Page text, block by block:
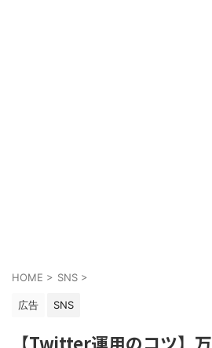
HOME > SNS >
広告 SNS
【Twitter運用のコツ】